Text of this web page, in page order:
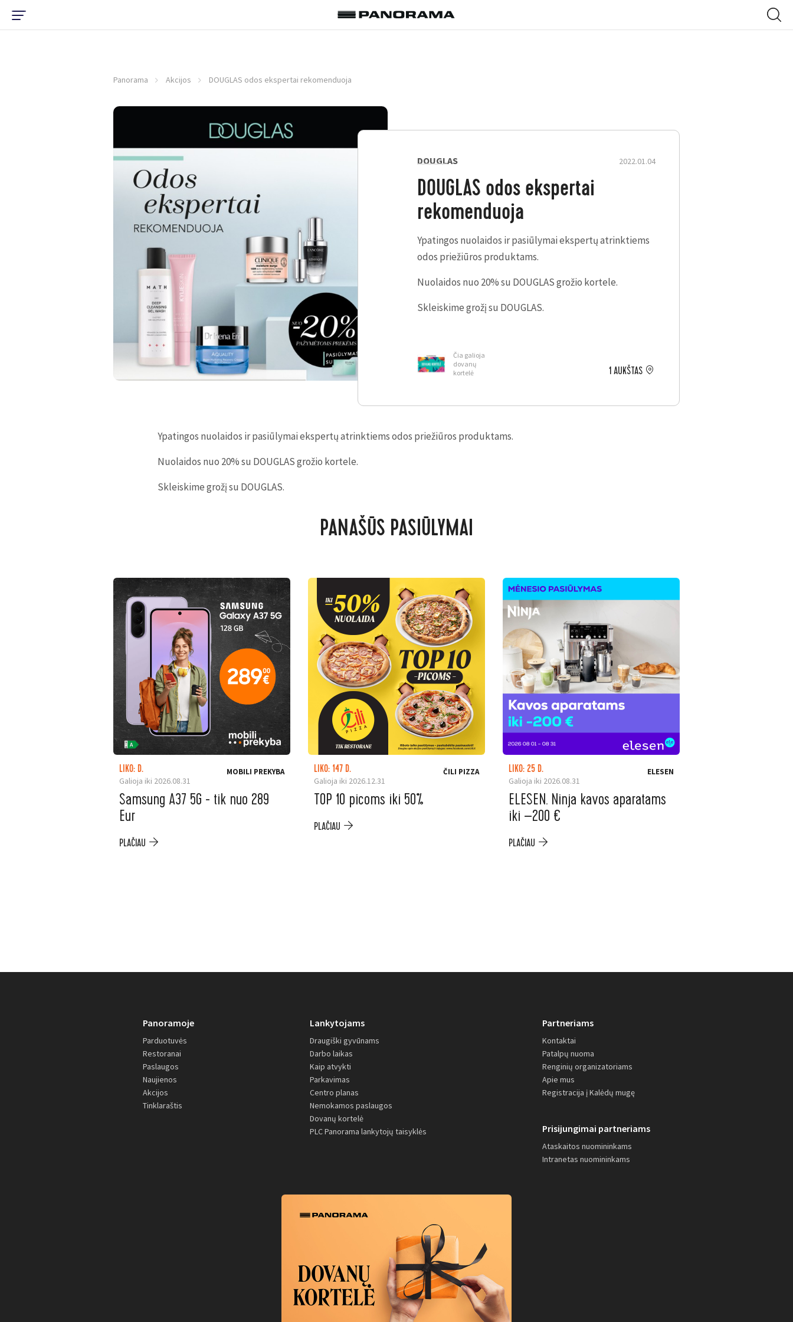
Panorama Akcijos DOUGLAS odos ekspertai rekomenduoja
DOUGLAS 2022.01.04
DOUGLAS odos ekspertai
rekomenduoja
Ypatingos nuolaidos ir pasiūlymai ekspertų atrinktiems
odos priežiūros produktams.
Nuolaidos nuo 20% su DOUGLAS grožio kortele.
Skleiskime grožį su DOUGLAS.
Čia galioja
dovanų
kortelė
1 AUKŠTAS
Ypatingos nuolaidos ir pasiūlymai ekspertų atrinktiems odos priežiūros produktams.
Nuolaidos nuo 20% su DOUGLAS grožio kortele.
Skleiskime grožį su DOUGLAS.
PANAŠŪS PASIŪLYMAI
LIKO: D.
Galioja iki 2026.08.31
MOBILI PREKYBA
Samsung A37 5G - tik nuo 289
Eur
PLAČIAU
LIKO: 147 D.
Galioja iki 2026.12.31
ČILI PIZZA
TOP 10 picoms iki 50%
PLAČIAU
LIKO: 25 D.
Galioja iki 2026.08.31
ELESEN
ELESEN. Ninja kavos aparatams
iki –200 €
PLAČIAU
Panoramoje
Parduotuvės
Restoranai
Paslaugos
Naujienos
Akcijos
Tinklaraštis
Lankytojams
Draugiški gyvūnams
Darbo laikas
Kaip atvykti
Parkavimas
Centro planas
Nemokamos paslaugos
Dovanų kortelė
PLC Panorama lankytojų taisyklės
Partneriams
Kontaktai
Patalpų nuoma
Renginių organizatoriams
Apie mus
Registracija į Kalėdų mugę
Prisijungimai partneriams
Ataskaitos nuomininkams
Intranetas nuomininkams